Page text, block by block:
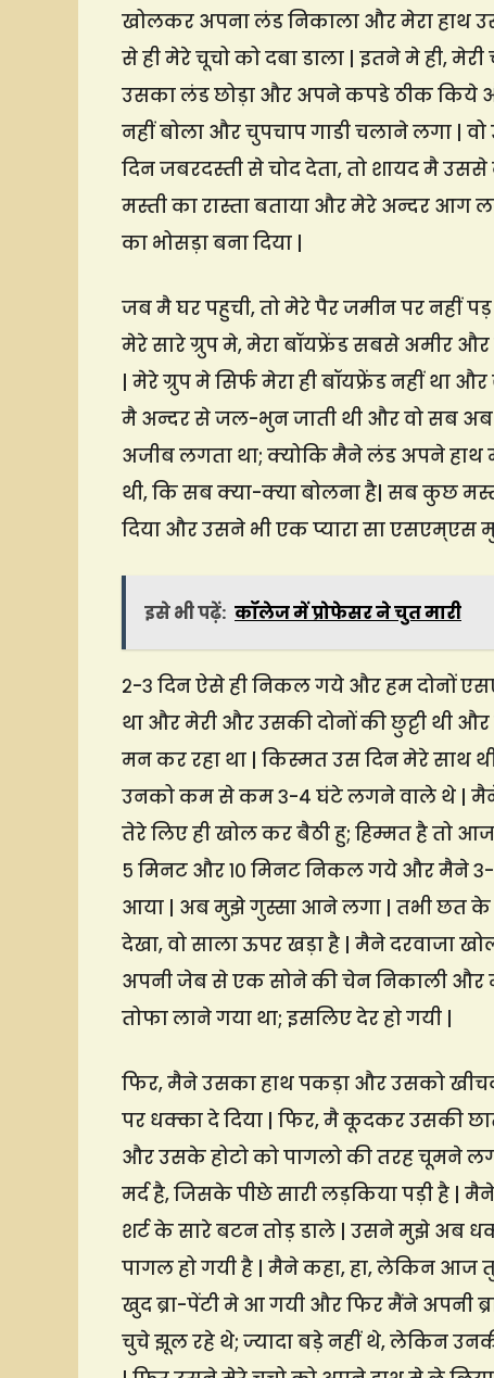
खोलकर अपना लंड निकाला और मेरा हाथ
से ही मेरे चूचो को दबा डाला | इतने मे ही,
उसका लंड छोड़ा और अपने कपडे ठीक किये
नहीं बोला और चुपचाप गाडी चलाने लगा |
दिन जबरदस्ती से चोद देता, तो शायद मै
मस्ती का रास्ता बताया और मेरे अन्दर आग
का भोसड़ा बना दिया |
जब मै घर पहुची, तो मेरे पैर जमीन पर नहीं
मेरे सारे ग्रुप मे, मेरा बॉयफ्रेंड सबसे अमीर
| मेरे ग्रुप मे सिर्फ मेरा ही बॉयफ्रेंड नहीं था
मै अन्दर से जल-भुन जाती थी और वो सब
अजीब लगता था; क्योकि मैने लंड अपने हाथ
थी, कि सब क्या-क्या बोलना है| सब कुछ
दिया और उसने भी एक प्यारा सा एसएम्एस
इसे भी पढ़ें: कॉलेज में प्रोफेसर ने चुत मारी
२-३ दिन ऐसे ही निकल गये और हम दोनों
था और मेरी और उसकी दोनों की छुट्टी
मन कर रहा था | किस्मत उस दिन मेरे साथ
उनको कम से कम ३-४ घंटे लगने वाले थे |
तेरे लिए ही खोल कर बैठी हु; हिम्मत है तो
५ मिनट और १० मिनट निकल गये और मैने
आया | अब मुझे गुस्सा आने लगा | तभी छत के
देखा, वो साला ऊपर खड़ा है | मैने दरवाजा
अपनी जेब से एक सोने की चेन निकाली और
तोफा लाने गया था; इसलिए देर हो गयी |
फिर, मैने उसका हाथ पकड़ा और उसको
पर धक्का दे दिया | फिर, मै कूदकर उसकी
और उसके होटो को पागलो की तरह चूमने
मर्द है, जिसके पीछे सारी लड़किया पड़ी है
शर्ट के सारे बटन तोड़ डाले | उसने मुझे अब
पागल हो गयी है | मैने कहा, हा, लेकिन
खुद ब्रा-पेंटी मे आ गयी और फिर मैंने अपनी
चुचे झूल रहे थे; ज्यादा बड़े नहीं थे, लेकिन